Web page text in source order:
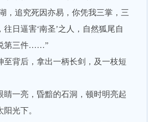
，追究死因亦易，你凭我三掌，三
日逼害‘南圣’之人，自然狐尾自
第三件……”
背后，拿出一柄长剑，及一枝短
一亮，昏黯的石洞，顿时明亮起
光下。